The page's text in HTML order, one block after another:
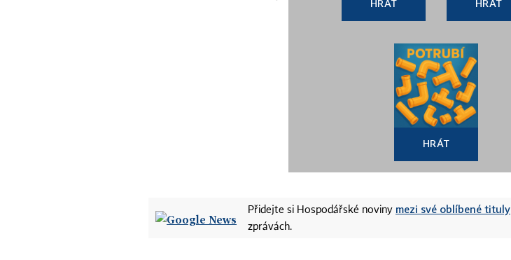
HRÁT HRÁT
HRÁT
Přidejte si Hospodářské noviny mezi své oblíbené tituly
zprávách.